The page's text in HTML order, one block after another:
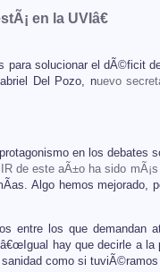
en la UVIâ€
solucionar el dÃ©ficit
Del Pozo, nuevo
en los debates
de este aÃ±o ha sido
Algo hemos mejorado,
entre los que demandan
hay que decirle a
como si tuviÃ©ramos